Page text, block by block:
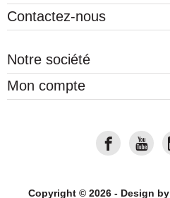
Contactez-nous
Notre société
Mon compte
Copyright © 2026 - Design by